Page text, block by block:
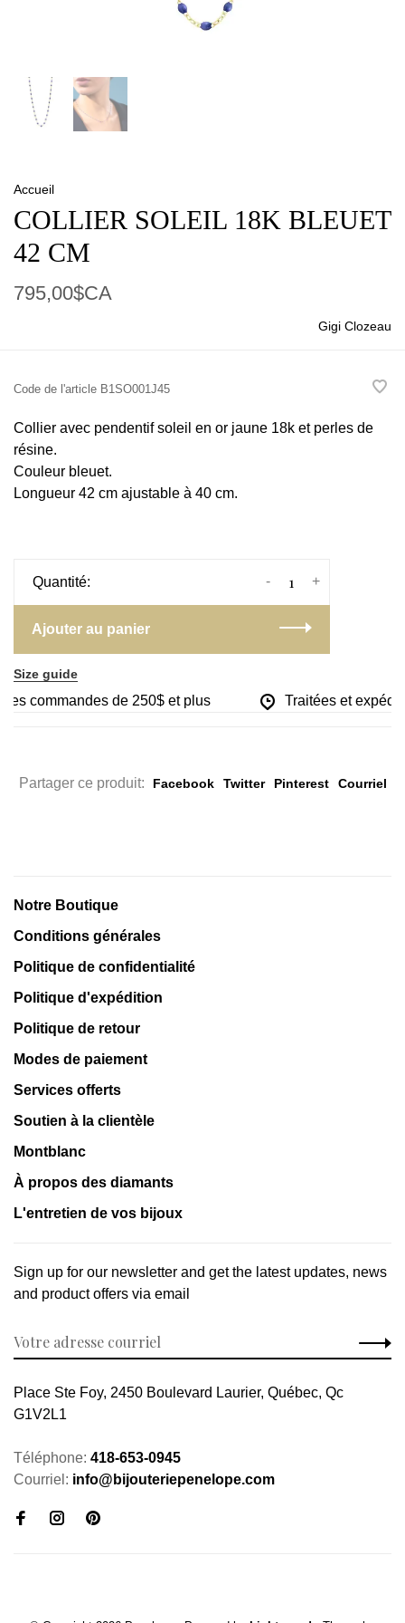
Accueil
COLLIER SOLEIL 18K BLEUET
42 CM
795,00$CA
Gigi Clozeau
Code de l'article B1SO001J45
Collier avec pendentif soleil en or jaune 18k et perles de
résine.
Couleur bleuet.
Longueur 42 cm ajustable à 40 cm.
Quantité: +
-
Ajouter au panier
Size guide
commandes de 250$ et plus Traitées et
Partager ce produit: Facebook Twitter Pinterest Courriel
Notre Boutique
Conditions générales
Politique de confidentialité
Politique d'expédition
Politique de retour
Modes de paiement
Services offerts
Soutien à la clientèle
Montblanc
À propos des diamants
L'entretien de vos bijoux
Sign up for our newsletter and get the latest updates, news
and product offers via email
Place Ste Foy, 2450 Boulevard Laurier, Québec, Qc
G1V2L1
Téléphone: 418-653-0945
Courriel: info@bijouteriepenelope.com